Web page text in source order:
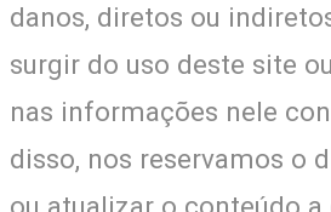
danos, diretos ou
surgir do uso deste site
nas informações nele
disso, nos reservamos o